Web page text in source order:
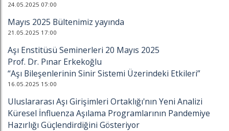
24.05.2025 07:00
Mayıs 2025 Bültenimiz yayında
21.05.2025 17:00
Aşı Enstitüsü Seminerleri 20 Mayıs 2025
Prof. Dr. Pınar Erkekoğlu
“Aşı Bileşenlerinin Sinir Sistemi Üzerindeki Etkileri”
16.05.2025 15:00
Uluslararası Aşı Girişimleri Ortaklığı'nın Yeni Analizi
Küresel İnfluenza Aşılama Programlarının Pandemiye
Hazırlığı Güçlendirdiğini Gösteriyor